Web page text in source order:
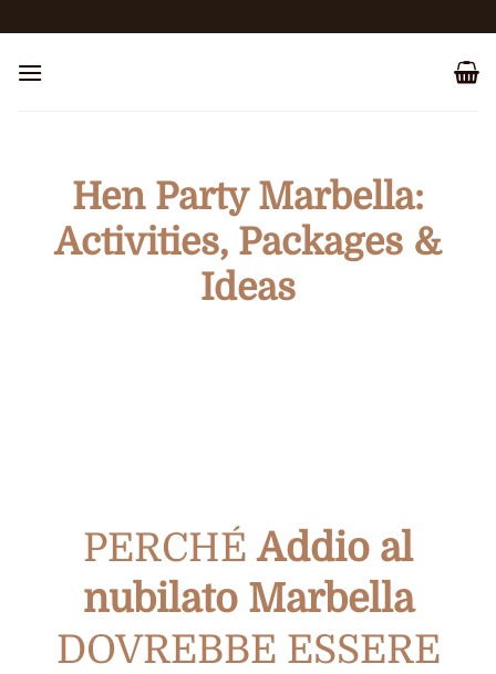
ai
contenuti
Hen Party Marbella:
Activities, Packages &
Ideas
PERCHÉAddio al
nubilato Marbella
DOVREBBE ESSERE